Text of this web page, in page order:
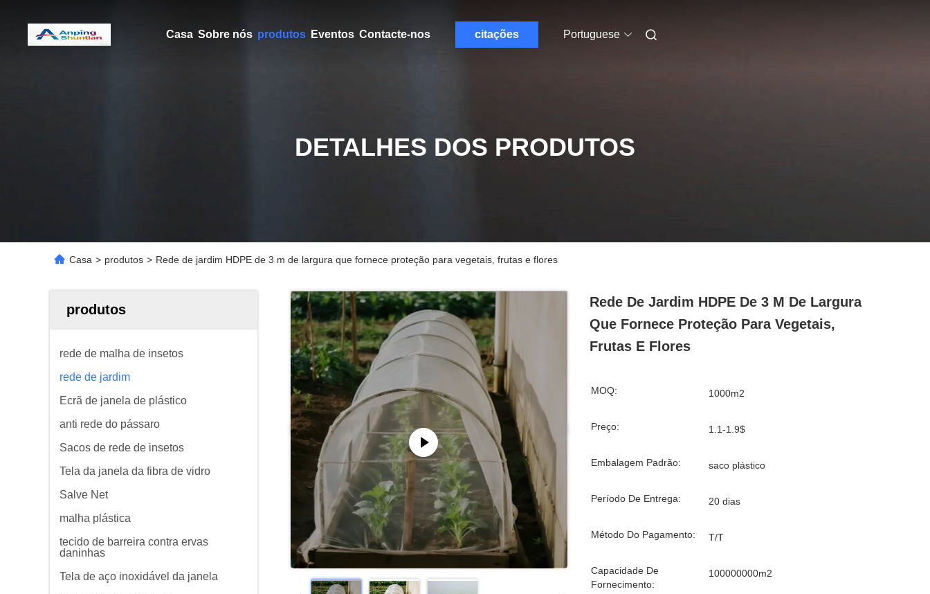
Casa Sobre nós produtos Eventos Contacte-nos citações Portuguese
DETALHES DOS PRODUTOS
Casa > produtos > Rede de jardim HDPE de 3 m de largura que fornece proteção para vegetais, frutas e flores
produtos
rede de malha de insetos
rede de jardim
Ecrã de janela de plástico
anti rede do pássaro
Sacos de rede de insetos
Tela da janela da fibra de vidro
Salve Net
malha plástica
tecido de barreira contra ervas
daninhas
Tela de aço inoxidável da janela
Rede De Jardim HDPE De 3 M De Largura
Que Fornece Proteção Para Vegetais,
Frutas E Flores
MOQ: 1000m2
Preço: 1.1-1.9$
Embalagem Padrão: saco plástico
Período De Entrega: 20 dias
Método Do Pagamento: T/T
Capacidade De
Fornecimento:
100000000m2